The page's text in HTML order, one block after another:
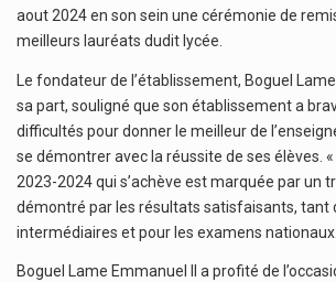
aout 2024 en son sein une cérémonie de
meilleurs lauréats dudit lycée.
Le fondateur de l’établissement, Boguel
sa part, souligné que son établissement a
difficultés pour donner le meilleur de
se démontrer avec la réussite de ses élèves. «
2023-2024 qui s’achève est marquée par un
démontré par les résultats satisfaisants, tant
intermédiaires et pour les examens
Boguel Lame Emmanuel Il a profité de